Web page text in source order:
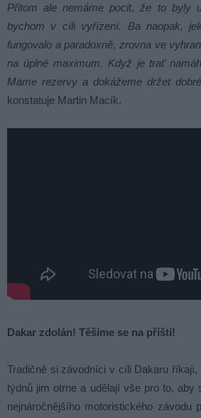
Přitom ale nemáme pocit, že to byly
bychom v cíli vyřízení. Ba naopak,
fungovalo a paradoxně, zrovna ve
na úplné maximum. Když je trať
Máme rezervy a dokážeme držet
konstatuje Martin Macík.
Dakar zdolán! Těšíme se na příští!
Tradičně si závodníci v cíli Dakaru
týdnů jim otrne a udělají vše pro to, aby
nejnáročnějšího motoristického závodu